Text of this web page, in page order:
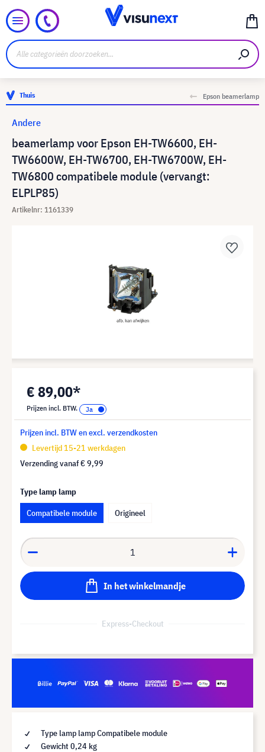
Thuis Epson beamerlamp
beamerlamp voor Epson EH-TW6600, EH-
TW6600W, EH-TW6700, EH-TW6700W, EH-
TW6800 compatibele module (vervangt:
ELPLP85)
Artikelnr: 1161339
Andere
€ 89,00*
Prijzen incl. BTW.
Prijzen incl. BTW en excl. verzendkosten
Levertijd 15-21 werkdagen
Verzending vanaf€ 9,99
Type lamp lamp
Compatibele module
Origineel
In het winkelmandje
Express-Checkout
Type lamp lamp Compatibele module
Gewicht 0,24 kg